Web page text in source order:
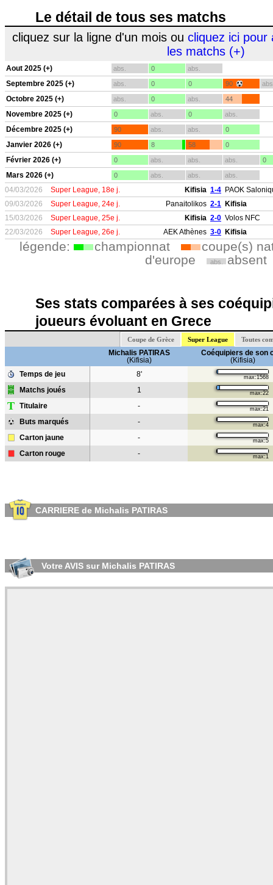
Le détail de tous ses matchs
cliquez sur la ligne d'un mois ou cliquez ici pour
les matchs (+)
Aout 2025 (+) abs. 0 abs.
Septembre 2025 (+) abs. 0 0 90
Octobre 2025 (+) abs. 0 abs. 44
Novembre 2025 (+) 0 abs. 0 abs.
Décembre 2025 (+) 90 abs. abs. 0
Janvier 2026 (+) 90 8 58 0
Février 2026 (+) 0 abs. abs. abs. 0
Mars 2026 (+) 0 abs. abs. abs.
04/03/2026 Super League, 18e j. Kifisia 1-4 PAOK
09/03/2026
Super League, 24e j. Panaitolikos 2-1 Kifisia
15/03/2026
Super League, 25e j. Kifisia 2-0 Volos NFC
22/03/2026
Super League, 26e j. AEK Athènes 3-0 Kifisia
légende: championnat
coupe(s)
d'europe
abs. absent
Ses stats comparées à ses
joueurs évoluant en Grece
Coupe de Grèce Super League Toutes
Michalis PATIRAS
(Kifisia)
Coéquipiers de son
(Kifisia)
Temps de jeu
8' max:1568
Matchs joués 1 max:22
T Titulaire - max:21
Buts marqués - max:4
Carton jaune - max:5
Carton rouge - max:1
CARRIERE de Michalis PATIRAS
Votre AVIS sur Michalis PATIRAS